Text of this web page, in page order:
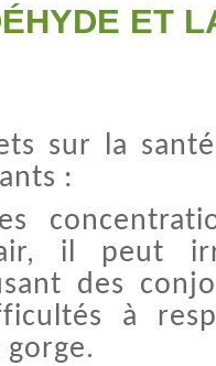
ET
sur la
:
il peut
des
à
gorge.